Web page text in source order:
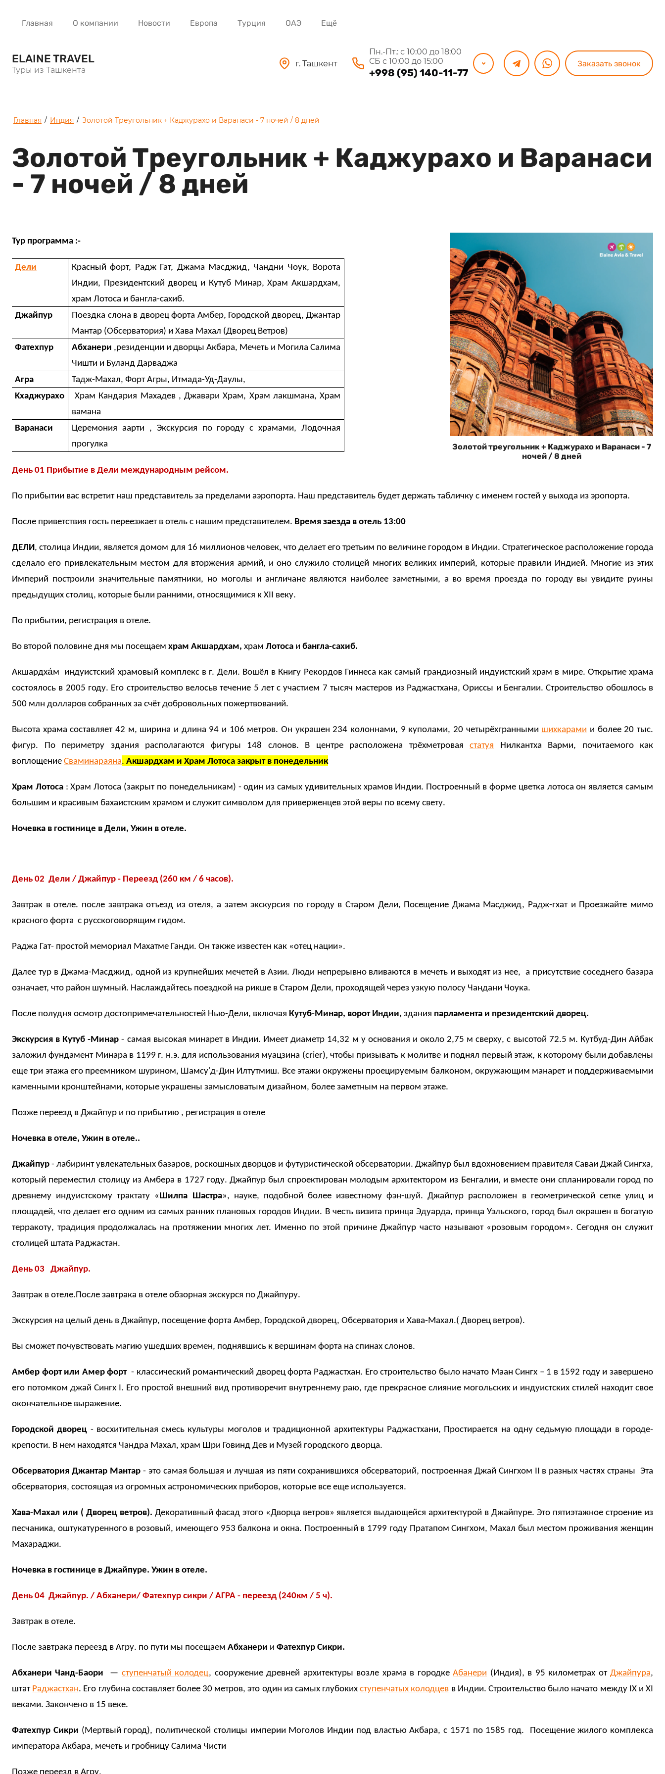
Главная О компании Новости Европа Турция ОАЭ Ещё
ELAINE TRAVEL
Туры из Ташкента
г. Ташкент
Пн.-Пт.: с 10:00 до 18:00
СБ с 10:00 до 15:00
+998 (95) 140-11-77
Заказать звонок
Главная / Индия / Золотой Треугольник + Каджурахо и Варанаси - 7 ночей / 8 дней
Золотой Треугольник + Каджурахо и Варанаси
- 7 ночей / 8 дней
Золотой треугольник + Каджурахо и Варанаси - 7
ночей / 8 дней
Тур программа :-
Дели
Красный форт, Радж Гат, Джама Масджид, Чандни Чоук, Ворота
Индии, Президентский дворец и Кутуб Минар, Храм Акшардхам,
храм Лотоса и бангла-сахиб.
Джайпур
Поездка слона в дворец форта Амбер, Городской дворец, Джантар
Мантар (Обсерватория) и Хава Махал (Дворец Ветров)
Фатехпур
Абханери ,резиденции и дворцы Акбара, Мечеть и Могила Салима
Чишти и Буланд Дарваджа
Агра
Тадж-Махал, Форт Агры, Итмада-Уд-Даулы,
Kхаджурахо
Храм Кандария Махадев , Джавари Храм, Храм лакшмана, Храм
вамана
Варанаси
Церемония аарти , Экскурсия по городу с храмами, Лодочная
прогулка
День 01 Прибытие в Дели международным рейсом.
По прибытии вас встретит наш представитель за пределами аэропорта. Наш представитель будет держать табличку с именем гостей у выхода из эропорта.
После приветствия гость переезжает в отель с нашим представителем. Время заезда в отель 13:00
ДЕЛИ, столица Индии, является домом для 16 миллионов человек, что делает его третьим по величине городом в Индии. Стратегическое расположение города
сделало его привлекательным местом для вторжения армий, и оно служило столицей многих великих империй, которые правили Индией. Многие из этих
Империй построили значительные памятники, но моголы и англичане являются наиболее заметными, а во время проезда по городу вы увидите руины
предыдущих столиц, которые были ранними, относящимися к XII веку.
По прибытии, регистрация в отеле.
Во второй половине дня мы посещаем храм Акшардхам, храм Лотоса и бангла-сахиб.
Акшардха́м индуистский храмовый комплекс в г. Дели. Вошёл в Книгу Рекордов Гиннеса как самый грандиозный индуистский храм в мире. Открытие храма
состоялось в 2005 году. Его строительство велосьв течение 5 лет с участием 7 тысяч мастеров из Раджастхана, Ориссы и Бенгалии. Строительство обошлось в
500 млн долларов собранных за счёт добровольных пожертвований.
Высота храма составляет 42 м, ширина и длина 94 и 106 метров. Он украшен 234 колоннами, 9 куполами, 20 четырёхгранными шихкарами и более 20 тыс.
фигур. По периметру здания располагаются фигуры 148 слонов. В центре расположена трёхметровая статуя Нилкантха Варми, почитаемого как
воплощение Сваминараяна. Акшардхам и Храм Лотоса закрыт в понедельник
Храм Лотоса: Храм Лотоса (закрыт по понедельникам) - один из самых удивительных храмов Индии. Построенный в форме цветка лотоса он является самым
большим и красивым бахаистским храмом и служит символом для приверженцев этой веры по всему свету.
Ночевка в гостинице в Дели, Ужин в отеле.
День 02 Дели / Джайпур - Переезд (260 км / 6 часов).
Завтрак в отеле. после завтракаoтъезд из отеля, а затем экскурсия по городу в Старом Дели, Посещение Джама Масджид, Радж-гхат и Проезжайте мимо
красного форта с русскоговорящим гидом.
Раджа Гат- простой мемориал Махатме Ганди. Он также известен как «отец нации».
Далее тур в Джама-Масджид, одной из крупнейших мечетей в Азии. Люди непрерывно вливаются в мечеть и выходят из нее, а присутствие соседнего базара
означает, что район шумный. Наслаждайтесь поездкой на рикше в Старом Дели, проходящей через узкую полосу Чандани Чоука.
После полудня осмотр достопримечательностей Нью-Дели, включая Кутуб-Минар, ворот Индии, здания парламента и президентский дворец.
Экскурсия в Кутуб -Минар - самая высокая минарет в Индии. Имеет диаметр 14,32 м у основания и около 2,75 м сверху, с высотой 72.5 м. Кутбуд-Дин Айбак
заложил фундамент Минара в 1199 г. н.э. для использования муацзина (crier), чтобы призывать к молитве и поднял первый этаж, к которому были добавлены
еще три этажа его преемником шурином, Шамсу'д-Дин Илтутмиш. Все этажи окружены проецируемым балконом, окружающим манарет и поддерживаемыми
каменными кронштейнами, которые украшены замысловатым дизайном, более заметным на первом этаже.
Позже переезд в Джайпур и по прибытию , регистрация в отеле
Ночевка в отеле, Ужин в отеле..
Джайпур - лабиринт увлекательных базаров, роскошных дворцов и футуристической обсерватории. Джайпур был вдохновением правителя Саваи Джай Сингха,
который переместил столицу из Амбера в 1727 году. Джайпур был спроектирован молодым архитектором из Бенгалии, и вместе они спланировали город по
древнему индуистскому трактату «Шилпа Шастра», науке, подобной более известному фэн-шуй. Джайпур расположен в геометрической сетке улиц и
площадей, что делает его одним из самых ранних плановых городов Индии. В честь визита принца Эдуарда, принца Уэльского, город был окрашен в богатую
терракоту, традиция продолжалась на протяжении многих лет. Именно по этой причине Джайпур часто называют «розовым городом». Сегодня он служит
столицей штата Раджастан.
День 03 Джайпур.
Завтрак в отеле.После завтрака в отеле обзорная экскурся по Джайпуру.
Экскурсия на целый день в Джайпур, посещение форта Амбер, Городской дворец, Обсерватория и Хава-Махал.( Дворец ветров).
Вы сможет почувствовать магию ушедших времен, поднявшись к вершинам форта на спинах слонов.
Амбер форт или Амер форт- классический романтический дворец форта Раджастхан. Его строительство было начато Маан Сингх – 1 в 1592 году и завершено
его потомком джай Сингх I. Его простой внешний вид противоречит внутреннему раю, где прекрасное слияние могольских и индуистских стилей находит свое
окончательное выражение.
Городской дворец - восхитительная смесь культуры моголов и традиционной архитектуры Раджастхани, Простирается на одну седьмую площади в городе-
крепости. В нем находятся Чандра Махал, храм Шри Говинд Дев и Музей городского дворца.
Обсерватория Джантар Мантар- это самая большая и лучшая из пяти сохранившихся обсерваторий, построенная Джай Сингхом II в разных частях страны Эта
обсерватория, состоящая из огромных астрономических приборов, которые все еще используется.
Хава-Махал или ( Дворец ветров). Декоративный фасад этого «Дворца ветров» является выдающейся архитектурой в Джайпуре. Это пятиэтажное строение из
песчаника, оштукатуренного в розовый, имеющего 953 балкона и окна. Построенный в 1799 году Пратапом Сингхом, Махал был местом проживания женщин
Махараджи.
Ночевка в гостинице в Джайпуре. Ужин в отеле.
День 04 Джайпур. / Абханери/ Фатехпур сикри / АГРА - переезд (240км / 5 ч).
Завтрак в отеле.
После завтрака переезд в Агру. по пути мы посещаем Абханери и Фатехпур Сикри.
Абханери Чанд-Баори — ступенчатый колодец, сооружение древней архитектуры возле храма в городкеАбанери (Индия), в 95 километрах отДжайпура,
штат Раджастхан. Его глубина составляет более 30 метров, это один из самых глубокихступенчатых колодцев в Индии. Строительство было начато между IX и XI
веками. Закончено в 15 веке.
Фатехпур Сикри (Мертвый город), политической столицы империи Моголов Индии под властью Акбара, с 1571 по 1585 год. Посещение жилого комплекса
императора Акбара, мечеть и гробницу Салима Чисти